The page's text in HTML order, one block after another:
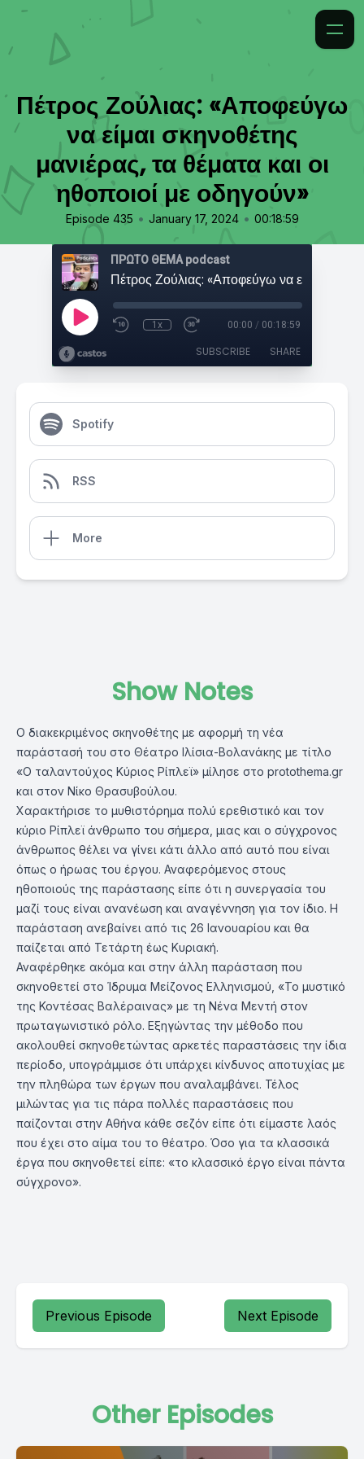
Πέτρος Ζούλιας: «Αποφεύγω
να είμαι σκηνοθέτης
μανιέρας, τα θέματα και οι
ηθοποιοί με οδηγούν»
Episode 435 • January 17, 2024 • 00:18:59
ΠΡΩΤΟ ΘΕΜΑ podcast
1x 00:00 / 00:18:59
SUBSCRIBE SHARE
Spotify
RSS
More
Show Notes
Ο διακεκριμένος σκηνοθέτης με αφορμή τη νέα
παράστασή του στο Θέατρο Ιλίσια-Βολανάκης με τίτλο
«Ο ταλαντούχος Κύριος Ρίπλεϊ» μίλησε στο protothema.gr
και στον Νίκο Θρασυβούλου.
Χαρακτήρισε το μυθιστόρημα πολύ ερεθιστικό και τον
κύριο Ρίπλεϊ άνθρωπο του σήμερα, μιας και ο σύγχρονος
άνθρωπος θέλει να γίνει κάτι άλλο από αυτό που είναι
όπως ο ήρωας του έργου. Αναφερόμενος στους
ηθοποιούς της παράστασης είπε ότι η συνεργασία του
μαζί τους είναι ανανέωση και αναγέννηση για τον ίδιο. Η
παράσταση ανεβαίνει από τις 26 Ιανουαρίου και θα
παίζεται από Τετάρτη έως Κυριακή.
Αναφέρθηκε ακόμα και στην άλλη παράσταση που
σκηνοθετεί στο Ίδρυμα Μείζονος Ελληνισμού, «Το μυστικό
της Κοντέσας Βαλέραινας» με τη Νένα Μεντή στον
πρωταγωνιστικό ρόλο. Εξηγώντας την μέθοδο που
ακολουθεί σκηνοθετώντας αρκετές παραστάσεις την ίδια
περίοδο, υπογράμμισε ότι υπάρχει κίνδυνος αποτυχίας με
την πληθώρα των έργων που αναλαμβάνει. Τέλος
μιλώντας για τις πάρα πολλές παραστάσεις που
παίζονται στην Αθήνα κάθε σεζόν είπε ότι είμαστε λαός
που έχει στο αίμα του το θέατρο. Όσο για τα κλασσικά
έργα που σκηνοθετεί είπε: «το κλασσικό έργο είναι πάντα
σύγχρονο».
Previous Episode Next Episode
Other Episodes